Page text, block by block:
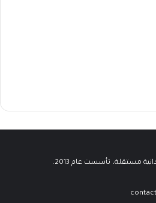
مستقلة، تأسست عام 2013.